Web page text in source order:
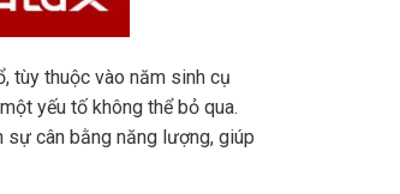
tùy thuộc vào năm sinh cụ
yếu tố không thể bỏ qua.
cân bằng năng lượng, giúp